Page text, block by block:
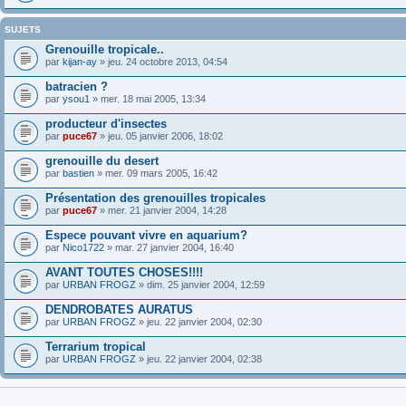
SUJETS
Grenouille tropicale..
par kijan-ay » jeu. 24 octobre 2013, 04:54
batracien ?
par ysou1 » mer. 18 mai 2005, 13:34
producteur d'insectes
par puce67 » jeu. 05 janvier 2006, 18:02
grenouille du desert
par bastien » mer. 09 mars 2005, 16:42
Présentation des grenouilles tropicales
par puce67 » mer. 21 janvier 2004, 14:28
Espece pouvant vivre en aquarium?
par Nico1722 » mar. 27 janvier 2004, 16:40
AVANT TOUTES CHOSES!!!!
par URBAN FROGZ » dim. 25 janvier 2004, 12:59
DENDROBATES AURATUS
par URBAN FROGZ » jeu. 22 janvier 2004, 02:30
Terrarium tropical
par URBAN FROGZ » jeu. 22 janvier 2004, 02:38